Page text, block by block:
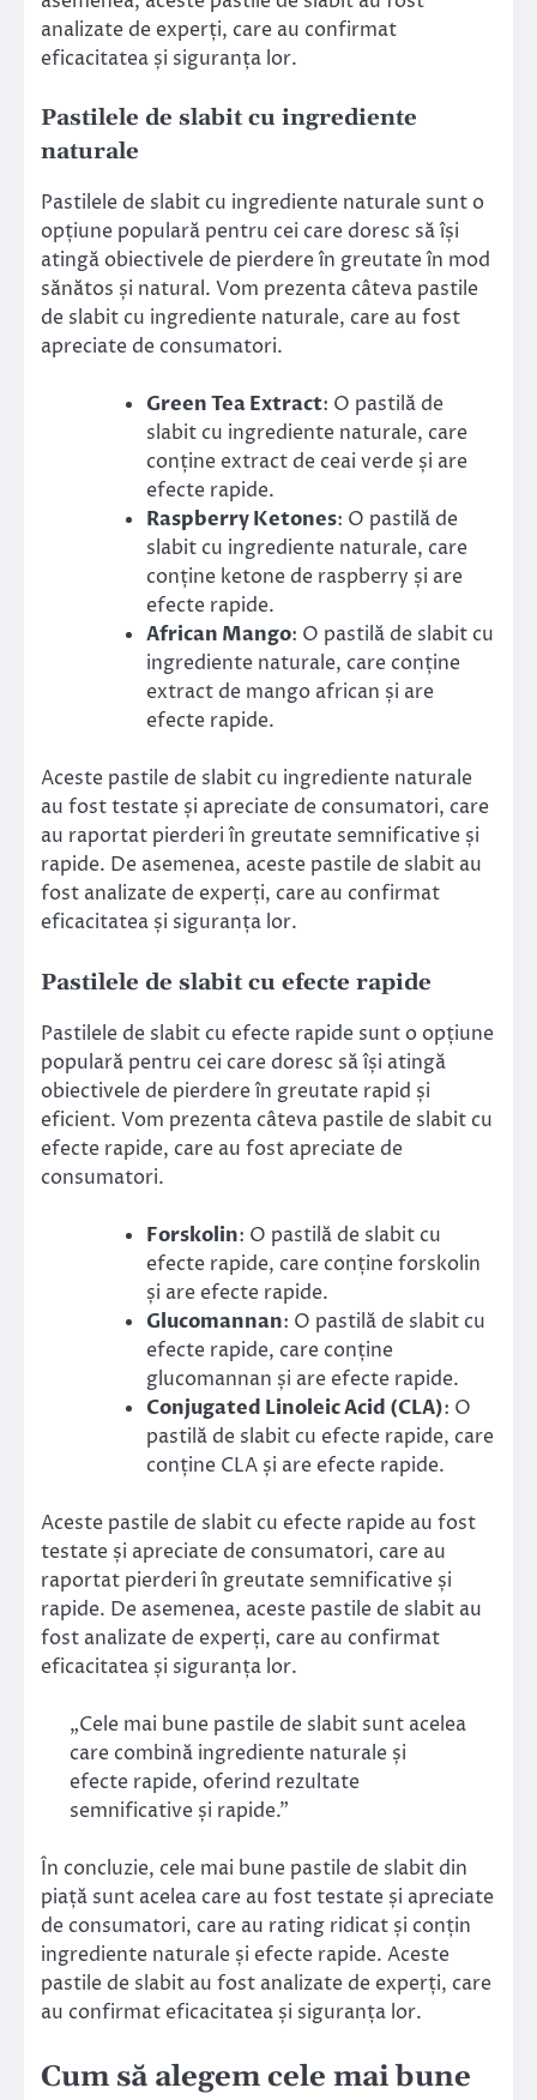
analizate de experți, care au confirmat
eficacitatea și siguranța lor.
Pastilele de slabit cu ingrediente
naturale
Pastilele de slabit cu ingrediente naturale sunt o
opțiune populară pentru cei care doresc să își
atingă obiectivele de pierdere în greutate în mod
sănătos și natural. Vom prezenta câteva pastile
de slabit cu ingrediente naturale, care au fost
apreciate de consumatori.
Green Tea Extract: O pastilă de
slabit cu ingrediente naturale, care
conține extract de ceai verde și are
efecte rapide.
Raspberry Ketones: O pastilă de
slabit cu ingrediente naturale, care
conține ketone de raspberry și are
efecte rapide.
African Mango: O pastilă de slabit cu
ingrediente naturale, care conține
extract de mango african și are
efecte rapide.
Aceste pastile de slabit cu ingrediente naturale
au fost testate și apreciate de consumatori, care
au raportat pierderi în greutate semnificative și
rapide. De asemenea, aceste pastile de slabit au
fost analizate de experți, care au confirmat
eficacitatea și siguranța lor.
Pastilele de slabit cu efecte rapide
Pastilele de slabit cu efecte rapide sunt o opțiune
populară pentru cei care doresc să își atingă
obiectivele de pierdere în greutate rapid și
eficient. Vom prezenta câteva pastile de slabit cu
efecte rapide, care au fost apreciate de
consumatori.
Forskolin: O pastilă de slabit cu
efecte rapide, care conține forskolin
și are efecte rapide.
Glucomannan: O pastilă de slabit cu
efecte rapide, care conține
glucomannan și are efecte rapide.
Conjugated Linoleic Acid (CLA): O
pastilă de slabit cu efecte rapide, care
conține CLA și are efecte rapide.
Aceste pastile de slabit cu efecte rapide au fost
testate și apreciate de consumatori, care au
raportat pierderi în greutate semnificative și
rapide. De asemenea, aceste pastile de slabit au
fost analizate de experți, care au confirmat
eficacitatea și siguranța lor.
„Cele mai bune pastile de slabit sunt acelea
care combină ingrediente naturale și
efecte rapide, oferind rezultate
semnificative și rapide.”
În concluzie, cele mai bune pastile de slabit din
piață sunt acelea care au fost testate și apreciate
de consumatori, care au rating ridicat și conțin
ingrediente naturale și efecte rapide. Aceste
pastile de slabit au fost analizate de experți, care
au confirmat eficacitatea și siguranța lor.
Cum să alegem cele mai bune